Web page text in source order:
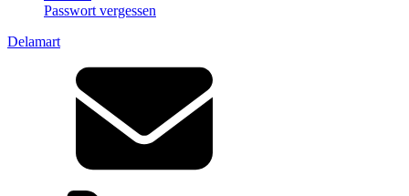
Passwort vergessen
Delamart